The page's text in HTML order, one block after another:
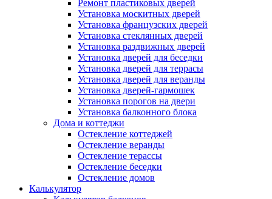
Ремонт пластиковых дверей
Установка москитных дверей
Установка французских дверей
Установка стеклянных дверей
Установка раздвижных дверей
Установка дверей для беседки
Установка дверей для террасы
Установка дверей для веранды
Установка дверей-гармошек
Установка порогов на двери
Установка балконного блока
Дома и коттеджи
Остекление коттеджей
Остекление веранды
Остекление терассы
Остекление беседки
Остекление домов
Калькулятор